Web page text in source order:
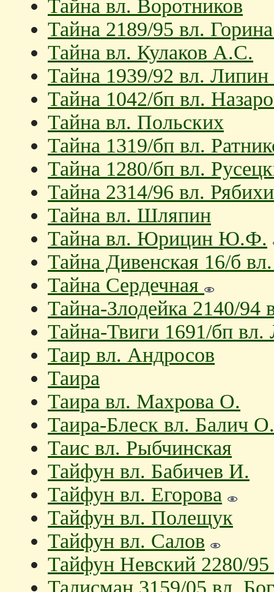
Тайна вл. Воротников
Тайна 2189/95 вл.
Тайна вл. Кулаков А.С.
Тайна 1939/92 вл.
Тайна 1042/бп вл.
Тайна вл. Польских
Тайна 1319/бп вл.
Тайна 1280/бп вл.
Тайна 2314/96 вл.
Тайна вл. Шляпин
Тайна вл. Юрицин Ю.Ф.
Тайна Дивенская 16/б
Тайна Сердечная
Тайна-Злодейка 2140/
Тайна-Твиги 1691/бп
Таир вл. Андросов
Таира
Таира вл. Махрова О.
Таира-Блеск вл. Балич
Таис вл. Рыбчинская
Тайфун вл. Бабичев И.
Тайфун вл. Егорова
Тайфун вл. Полещук
Тайфун вл. Салов
Тайфун Невский 2280/
Талисман 3159/05 вл.